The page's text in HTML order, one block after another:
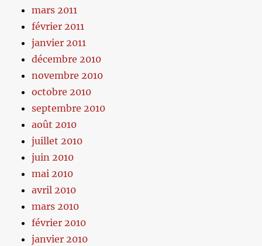
mars 2011
février 2011
janvier 2011
décembre 2010
novembre 2010
octobre 2010
septembre 2010
août 2010
juillet 2010
juin 2010
mai 2010
avril 2010
mars 2010
février 2010
janvier 2010